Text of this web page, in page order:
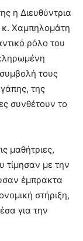
η Διευθύντρια
κ. Χαμπηλομάτη
ρόλο του
τους
της
συνθέτουν το
μαθήτριες,
τίμησαν με την
έμπρακτα
στήριξη,
για την